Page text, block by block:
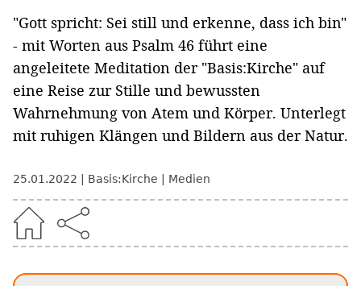
"Gott spricht: Sei still und erkenne, dass ich bin"
- mit Worten aus Psalm 46 führt eine
angeleitete Meditation der "Basis:Kirche" auf
eine Reise zur Stille und bewussten
Wahrnehmung von Atem und Körper. Unterlegt
mit ruhigen Klängen und Bildern aus der Natur.
25.01.2022 Basis:Kirche Medien